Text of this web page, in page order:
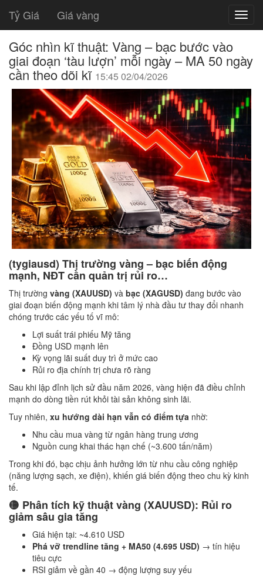
Tỷ Giá Giá vàng
Góc nhìn kĩ thuật: Vàng – bạc bước vào
giai đoạn ‘tàu lượn’ mỗi ngày – MA 50 ngày
cần theo dõi kĩ 15:45 02/04/2026
(tygiausd) Thị trường vàng – bạc biến động
mạnh, NĐT cần quản trị rủi ro…
Thị trường vàng (XAUUSD) và bạc (XAGUSD) đang bước vào
giai đoạn biến động mạnh khi tâm lý nhà đầu tư thay đổi nhanh
chóng trước các yếu tố vĩ mô:
Lợi suất trái phiếu Mỹ tăng
Đồng USD mạnh lên
Kỳ vọng lãi suất duy trì ở mức cao
Rủi ro địa chính trị chưa rõ ràng
Sau khi lập đỉnh lịch sử đầu năm 2026, vàng hiện đã điều chỉnh
mạnh do dòng tiền rút khỏi tài sản không sinh lãi.
Tuy nhiên, xu hướng dài hạn vẫn có điểm tựa nhờ:
Nhu cầu mua vàng từ ngân hàng trung ương
Nguồn cung khai thác hạn chế (~3.600 tấn/năm)
Trong khi đó, bạc chịu ảnh hưởng lớn từ nhu cầu công nghiệp
(năng lượng sạch, xe điện), khiến giá biến động theo chu kỳ kinh
tế.
🟡 Phân tích kỹ thuật vàng (XAUUSD): Rủi ro
giảm sâu gia tăng
Giá hiện tại: ~4.610 USD
Phá vỡ trendline tăng + MA50 (4.695 USD) → tín hiệu
tiêu cực
RSI giảm về gần 40 → động lượng suy yếu